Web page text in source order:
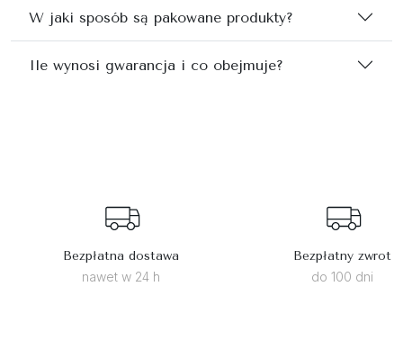
W jaki sposób są pakowane produkty?
Ile wynosi gwarancja i co obejmuje?
Bezpłatna dostawa
nawet w 24 h
Bezpłatny zwrot
do 100 dni